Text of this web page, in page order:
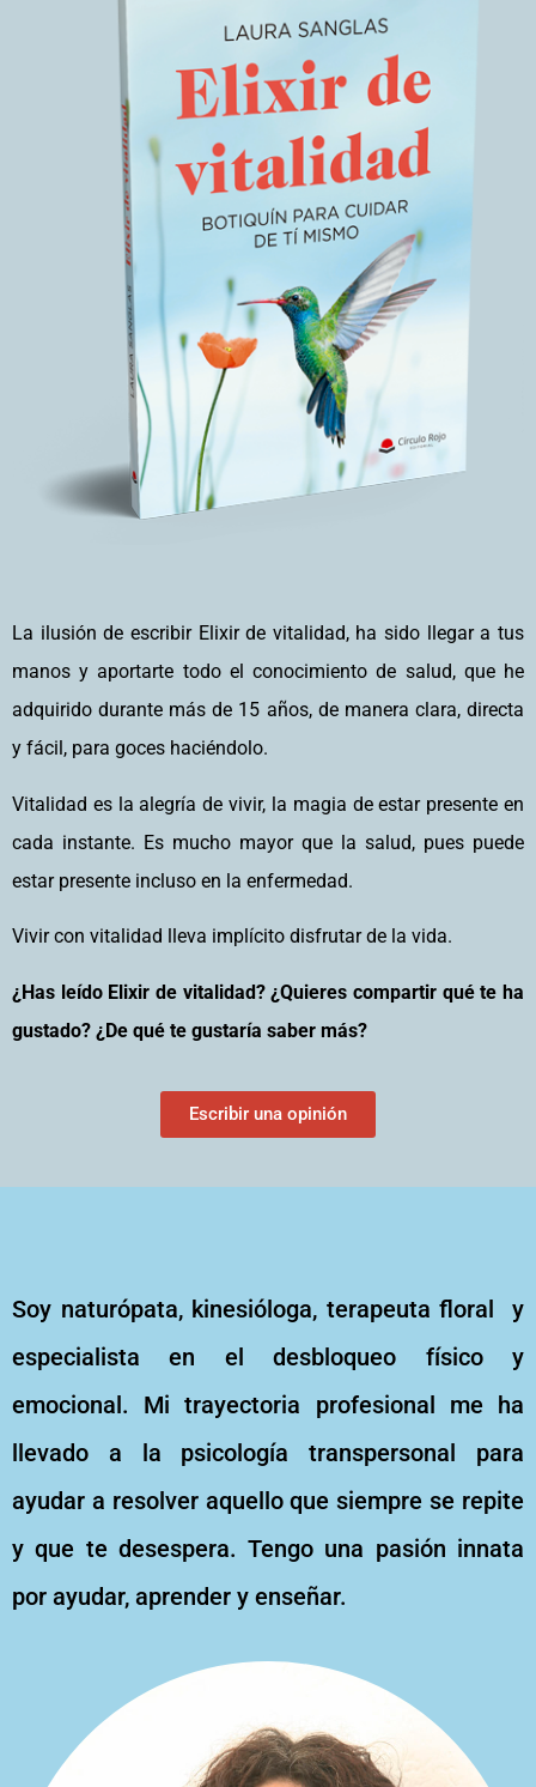
La ilusión de escribir Elixir de vitalidad, ha sido llegar a tus
manos y aportarte todo el conocimiento de salud, que he
adquirido durante más de 15 años, de manera clara, directa
y fácil, para goces haciéndolo.
Vitalidad es la alegría de vivir, la magia de estar presente en
cada instante. Es mucho mayor que la salud, pues puede
estar presente incluso en la enfermedad.
Vivir con vitalidad lleva implícito disfrutar de la vida.
¿Has leído Elixir de vitalidad? ¿Quieres compartir qué te ha
gustado? ¿De qué te gustaría saber más?
Escribir una opinión
Soy naturópata, kinesióloga, terapeuta floral y
especialista en el desbloqueo físico y
emocional. Mi trayectoria profesional me ha
llevado a la psicología transpersonal para
ayudar a resolver aquello que siempre se repite
y que te desespera. Tengo una pasión innata
por ayudar, aprender y enseñar.